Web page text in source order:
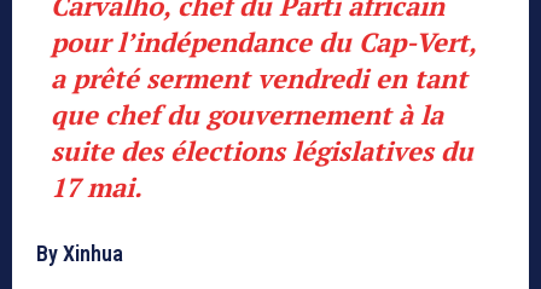
pour l’indépendance du Cap-Vert,
a prêté serment vendredi en tant
que chef du gouvernement à la
suite des élections législatives du
17 mai.
By Xinhua